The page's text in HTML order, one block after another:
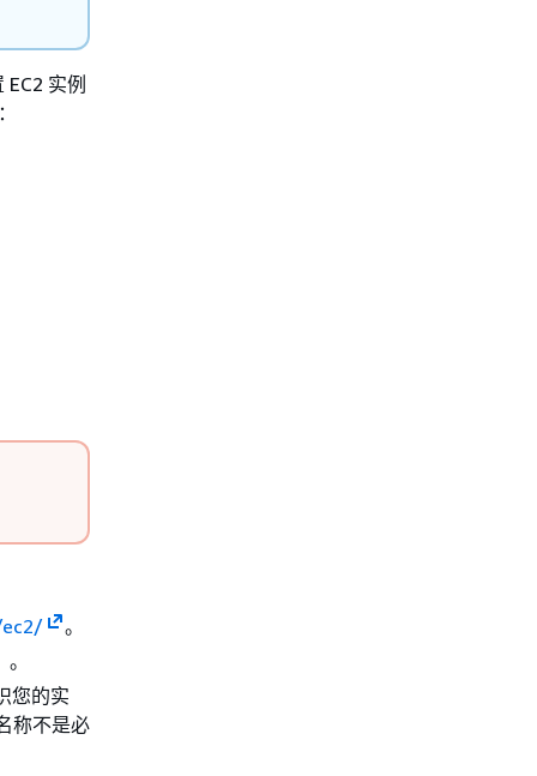
实例
。
您的实
称不是必